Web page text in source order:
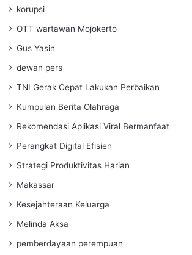
korupsi
OTT wartawan Mojokerto
Gus Yasin
dewan pers
TNI Gerak Cepat Lakukan Perbaikan
Kumpulan Berita Olahraga
Rekomendasi Aplikasi Viral Bermanfaat
Perangkat Digital Efisien
Strategi Produktivitas Harian
Makassar
Kesejahteraan Keluarga
Melinda Aksa
pemberdayaan perempuan